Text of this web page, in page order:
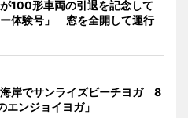
100形車両の引退を記念して
ー体験号」 窓を全開して運行
岸でサンライズビーチヨガ 8
エンジョイヨガ」